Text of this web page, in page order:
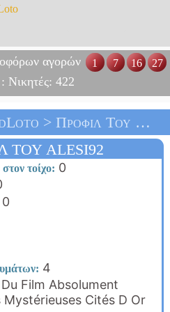
αγορών 1 7 16
27
: Νικητές: 422
Κοινότητα MadLoto > Προφίλ Του Alesi92 > Αρχική Σελίδα
ΤΟΥ ALESI92
τοίχο: 0
0
4
Film Absolument
Mystérieuses Cités D Or